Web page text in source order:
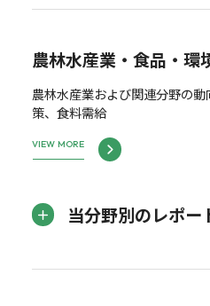
農林水産業・食品・環
農林水産業および関連分野の
策、食料需給
VIEW MORE
当分野別のレポー